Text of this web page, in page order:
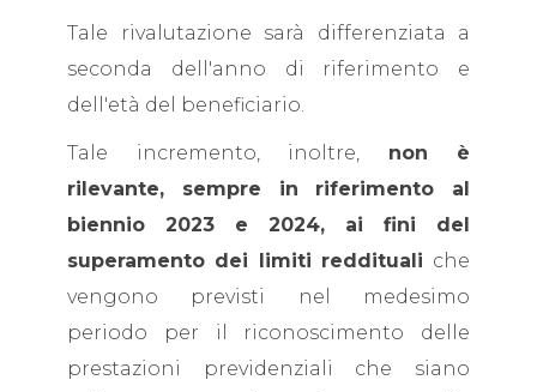
Tale rivalutazione sarà differenziata a
seconda dell'anno di riferimento e
dell'età del beneficiario.
Tale incremento, inoltre, non è
rilevante, sempre in riferimento al
biennio 2023 e 2024, ai fini del
superamento dei limiti reddituali che
vengono previsti nel medesimo
periodo per il riconoscimento delle
prestazioni previdenziali che siano